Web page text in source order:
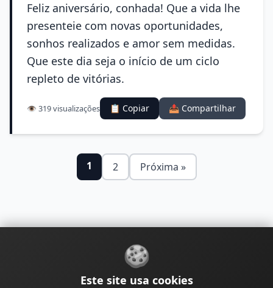
Feliz aniversário, conhada! Que a vida lhe
presenteie com novas oportunidades,
sonhos realizados e amor sem medidas.
Que este dia seja o início de um ciclo
repleto de vitórias.
👁️ 319 visualizações 📋 Copiar 📤 Compartilhar
1 2 Próxima »
ContatoPolítica de Privacidade
🍪
Este site usa cookies